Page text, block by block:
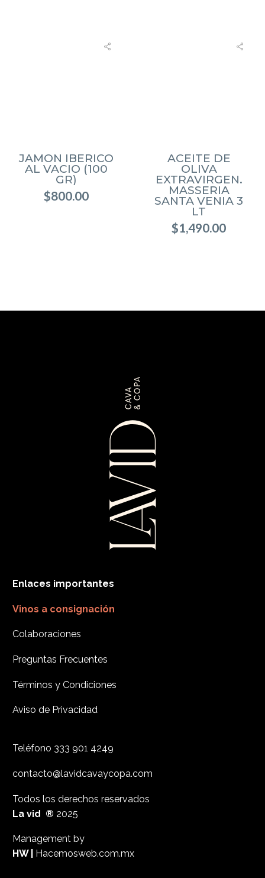
JAMON IBERICO
AL VACIO (100
GR)
$800.00
ACEITE DE
OLIVA
EXTRAVIRGEN.
MASSERIA
SANTA VENIA 3
LT
$1,490.00
Enlaces importantes
Vinos a consignación
Colaboraciones
Preguntas Frecuentes
Términos y Condiciones
Aviso de Privacidad
Teléfono 333 901 4249
contacto@lavidcavaycopa.com
Todos los derechos reservados
La vid ® 2025
Management by
HW |
Hacemosweb.com.mx